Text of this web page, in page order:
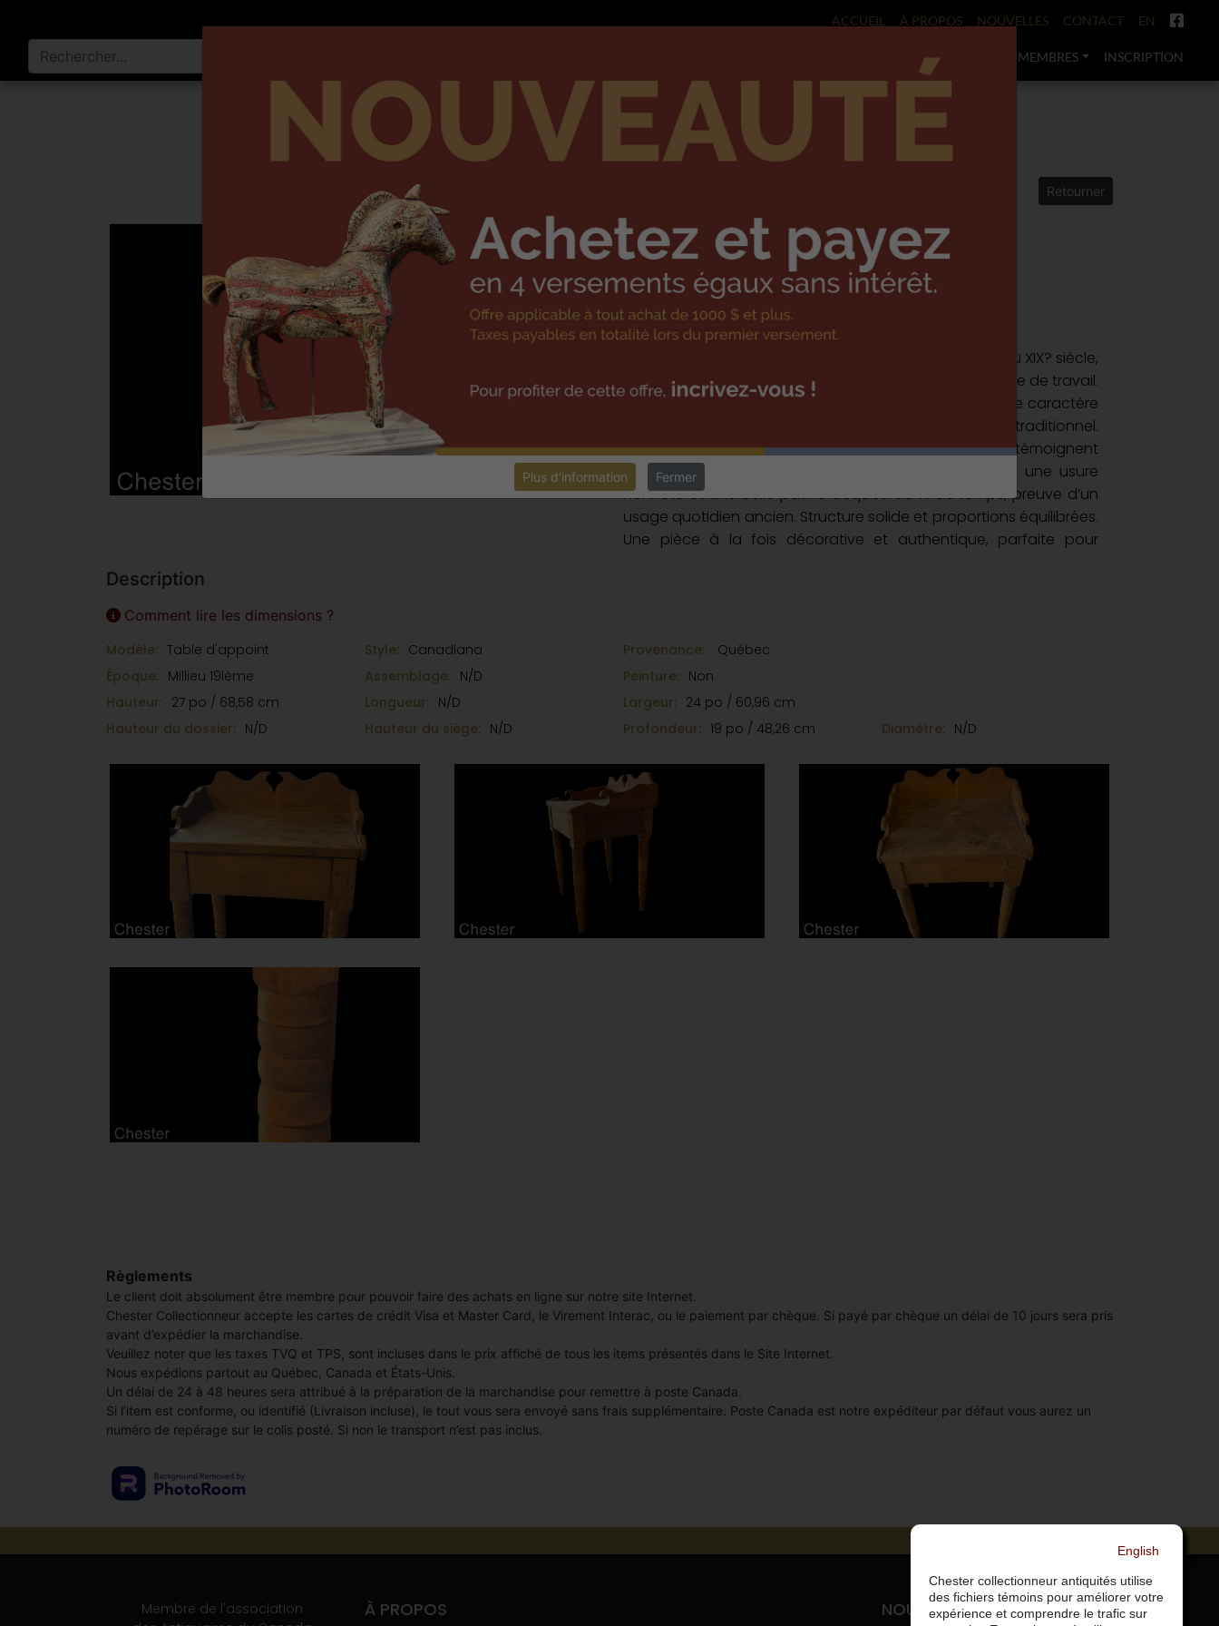
ACCUEIL À PROPOS NOUVELLES CONTACT EN
ÉVÉNEMENTS MEMBRES INSCRIPTION
Plus d'information Fermer
DENIS DUSSEAULT, LAVALTRIE
INTÉGRER UN ARTÉFACT DANS VOTRE DÉCOR
Retourner
Artéfact numéro: 2331
Demander le prix
Petite table à pattes tournées
Charmante petit meuble, table québécoise du milieu du XIX? siècle,
probablement utilisée comme table de couture ou table de travail.
Son élégant dosseret chantourné ajoute beaucoup de caractère
à la pièce tout en rappelant le mobilier domestique traditionnel.
Les pattes finement tournées, d’inspiration Louis XIII, témoignent
d’un beau savoir-faire artisanal. Le plateau présente une usure
honnête et une belle patine acquise au fil du temps, preuve d’un
usage quotidien ancien. Structure solide et proportions équilibrées.
Une pièce à la fois décorative et authentique, parfaite pour
Description
Comment lire les dimensions ?
Modèle: Table d'appoint Style: Canadiana Provenance:
Québec
Époque: Millieu 19ième Assemblage: N/D Peinture: Non
Hauteur: 27 po / 68,58 cm Longueur: N/D Largeur: 24 po / 60,96 cm
Hauteur du dossier: N/D Hauteur du siège: N/D Profondeur: 19 po / 48,26 cm Diamètre: N/D
Règlements
Le client doit absolument être membre pour pouvoir faire des achats en ligne sur notre site Internet.
Chester Collectionneur accepte les cartes de crédit Visa et Master Card, le Virement Interac, ou le paiement par chèque. Si payé par chèque un délai de 10 jours sera pris
avant d’expédier la marchandise.
Veuillez noter que les taxes TVQ et TPS, sont incluses dans le prix affiché de tous les items présentés dans le Site Internet.
Nous expédions partout au Québec, Canada et États-Unis.
Un délai de 24 à 48 heures sera attribué à la préparation de la marchandise pour remettre à poste Canada.
Si l’item est conforme, ou identifié (Livraison incluse), le tout vous sera envoyé sans frais supplémentaire. Poste Canada est notre expéditeur par défaut vous aurez un
numéro de repérage sur le colis posté. Si non le transport n’est pas inclus.
Membre de l'association
À PROPOS NOUS JOINDRE
English
Chester collectionneur antiquités utilise
des fichiers témoins pour améliorer votre
expérience et comprendre le trafic sur